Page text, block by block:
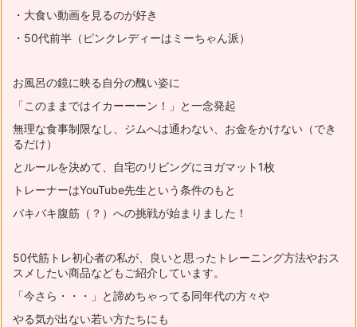
・大食い動画を見るのが好き
・50代前半（ピンクレディーはミーちゃん派）
お風呂の鏡に映る自分の醜い姿に
「このままではイカーーーン！」と一念発起
無理な食事制限なし、ジムへは通わない、お金をかけない（でき
るだけ）
とルールを決めて、自宅のリビングにヨガマット1枚
トレーナーはYouTube先生という条件のもと
バキバキ腹筋（？）への挑戦が始まりました！
50代筋トレ初心者の私が、良いと思ったトレーニング方法やおス
スメ したい商品などもご紹介しています。
「今さら・・・」と諦めちゃってる同年代の方々や
やる気が出ない若い方たちにも